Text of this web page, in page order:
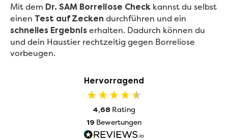
Mit dem Dr. SAM Borreliose Check kannst du selbst
einen Test auf Zecken durchführen und ein
schnelles Ergebnis erhalten. Dadurch können du
und dein Haustier rechtzeitig gegen Borreliose
vorbeugen.
Hervorragend
4,68 Rating
19 Bewertungen